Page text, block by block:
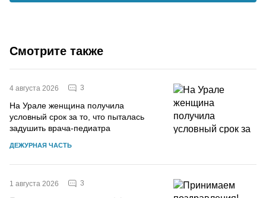
Смотрите также
4 августа 2026 3
На Урале женщина получила
условный срок за то, что пыталась
задушить врача-педиатра
ДЕЖУРНАЯ ЧАСТЬ
1 августа 2026 3